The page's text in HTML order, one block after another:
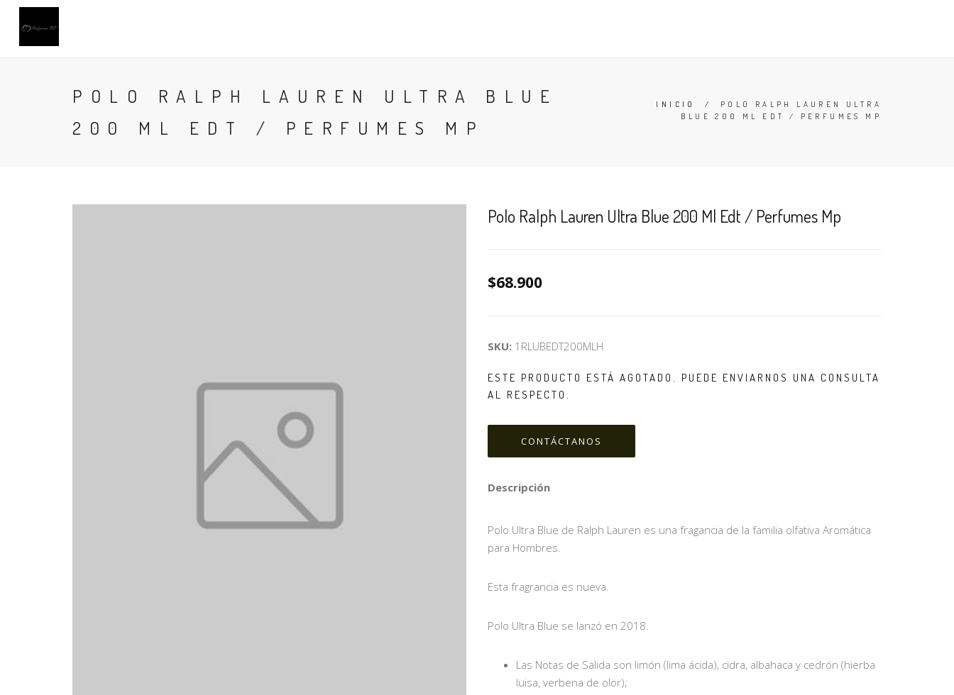
POLO RALPH LAUREN ULTRA BLUE
200 ML EDT / PERFUMES MP
INICIO / POLO RALPH LAUREN ULTRA
BLUE 200 ML EDT / PERFUMES MP
Polo Ralph Lauren Ultra Blue 200 Ml Edt / Perfumes Mp
$68.900
SKU: 1RLUBEDT200MLH
ESTE PRODUCTO ESTÁ AGOTADO. PUEDE ENVIARNOS UNA CONSULTA
AL RESPECTO.
CONTÁCTANOS
Descripción
Polo Ultra Blue de Ralph Lauren es una fragancia de la familia olfativa Aromática
para Hombres.
Esta fragrancia es nueva.
Polo Ultra Blue se lanzó en 2018.
Las Notas de Salida son limón (lima ácida), cidra, albahaca y cedrón (hierba
luisa, verbena de olor);